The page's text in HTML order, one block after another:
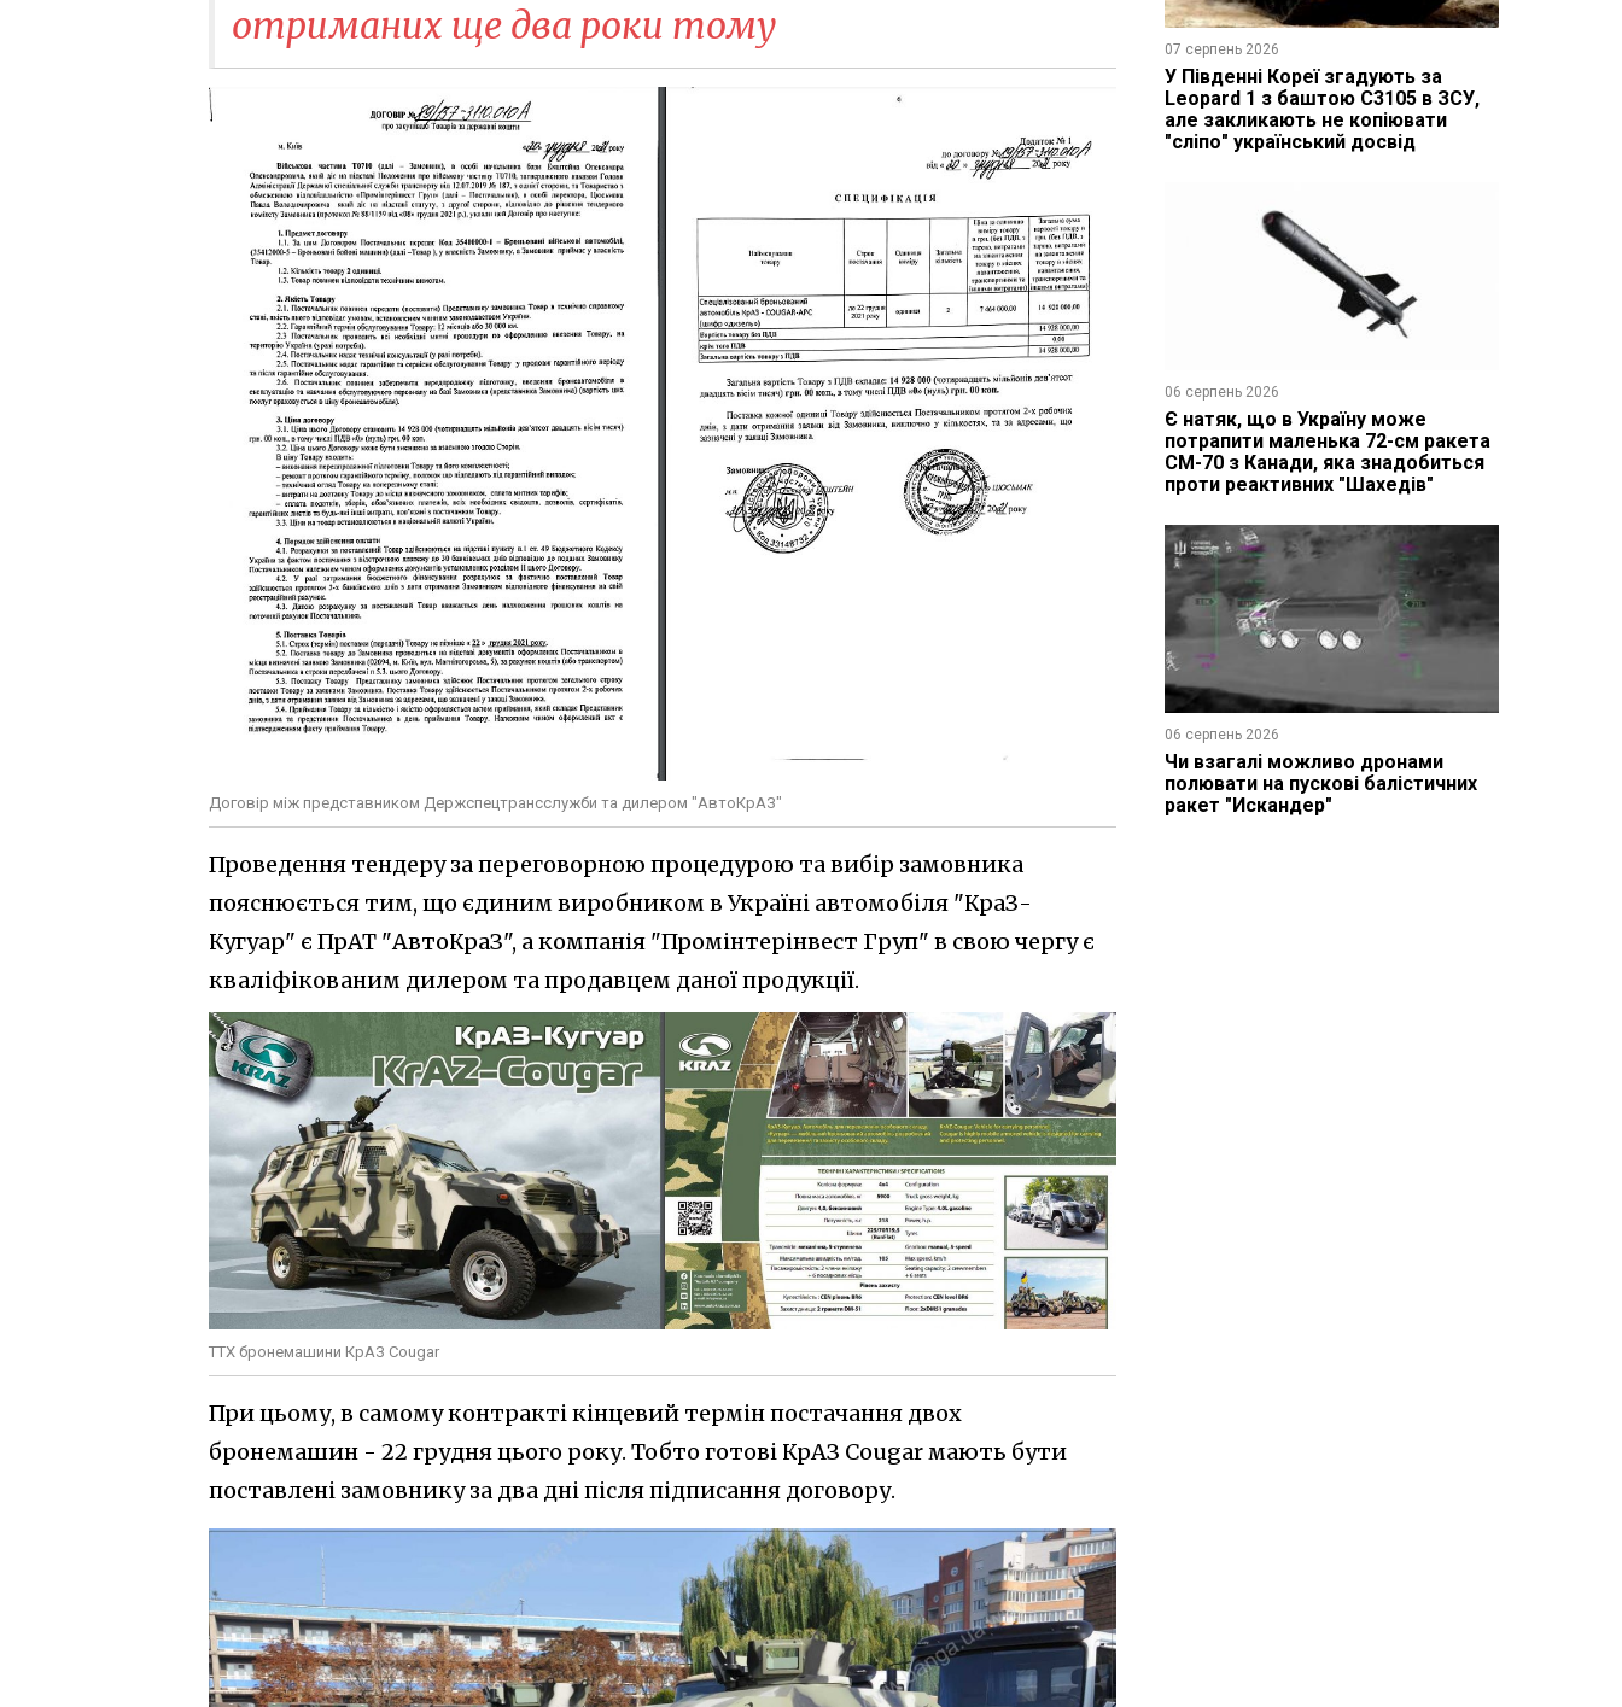
отриманих ще два роки тому
Договір між представником Держспецтрансслужби та дилером "АвтоКрАЗ"
Проведення тендеру за переговорною процедурою та вибір замовника
пояснюється тим, що єдиним виробником в Україні автомобіля "КраЗ-
Кугуар" є ПрАТ "АвтоКраЗ", а компанія "Промінтерінвест Груп" в свою чергу є
кваліфікованим дилером та продавцем даної продукції.
ТТХ бронемашини КрАЗ Cougar
При цьому, в самому контракті кінцевий термін постачання двох
бронемашин - 22 грудня цього року. Тобто готові КрАЗ Cougar мають бути
поставлені замовнику за два дні після підписання договору.
07 серпень 2026
У Південні Кореї згадують за
Leopard 1 з баштою C3105 в ЗСУ,
але закликають не копіювати
"сліпо" український досвід
06 серпень 2026
Є натяк, що в Україну може
потрапити маленька 72-см ракета
CM-70 з Канади, яка знадобиться
проти реактивних "Шахедів"
06 серпень 2026
Чи взагалі можливо дронами
полювати на пускові балістичних
ракет "Искандер"